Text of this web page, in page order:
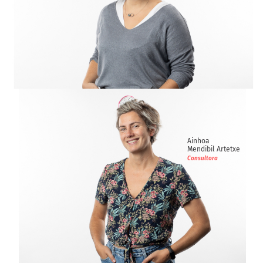
Ainhoa
Mendibil Artetxe
Consultora